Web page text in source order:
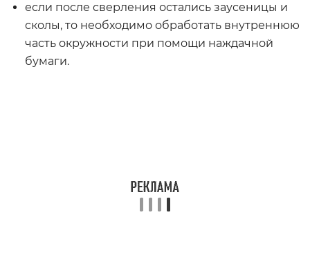
если после сверления остались заусеницы и
сколы, то необходимо обработать внутреннюю
часть окружности при помощи наждачной
бумаги.